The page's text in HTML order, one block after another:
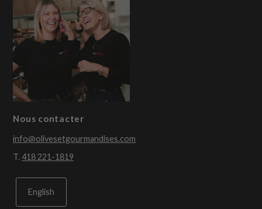
Nous contacter
info@olivesetgourmandises.com
T.418 221-1819
English